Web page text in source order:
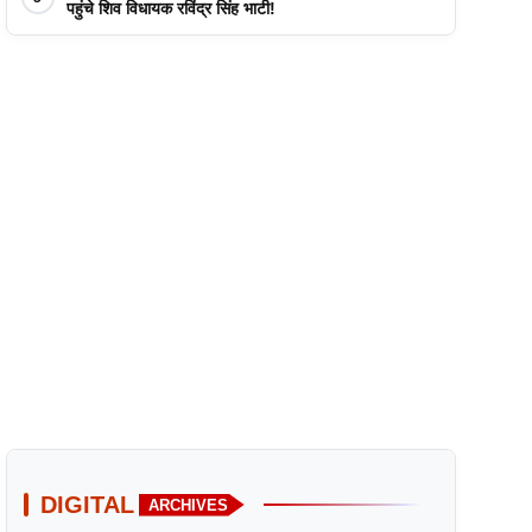
पहुंचे शिव विधायक रविंद्र सिंह भाटी!
DIGITAL ARCHIVES